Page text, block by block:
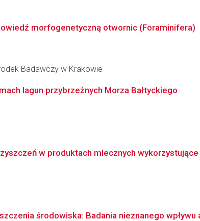
morfogenetyczną otwornic (Foraminifera)
Badawczy w Krakowie
lagun przybrzeżnych Morza Bałtyckiego
w produktach mlecznych
środowiska: Badania nieznanego